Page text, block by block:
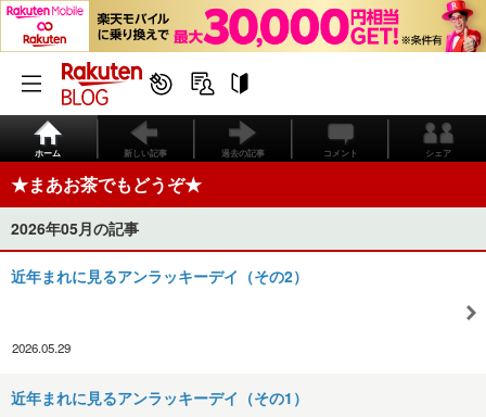
ホーム 新しい記事 過去の記事 コメント シェア
★まあお茶でもどうぞ★
2026年05月の記事
近年まれに見るアンラッキーデイ（その2）
2026.05.29
近年まれに見るアンラッキーデイ（その1）